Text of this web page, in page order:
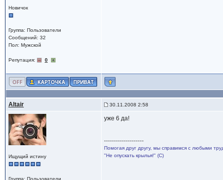
Новичок
Группа: Пользователи
Сообщений: 32
Пол: Мужской
Репутация: 0
Altair 30.11.2008 2:58
Ищущий истину
Группа: Пользователи
уже 6 да!
--------------------
Помогая друг другу, мы справимся с любыми
"Не опускать крылья!" (С)